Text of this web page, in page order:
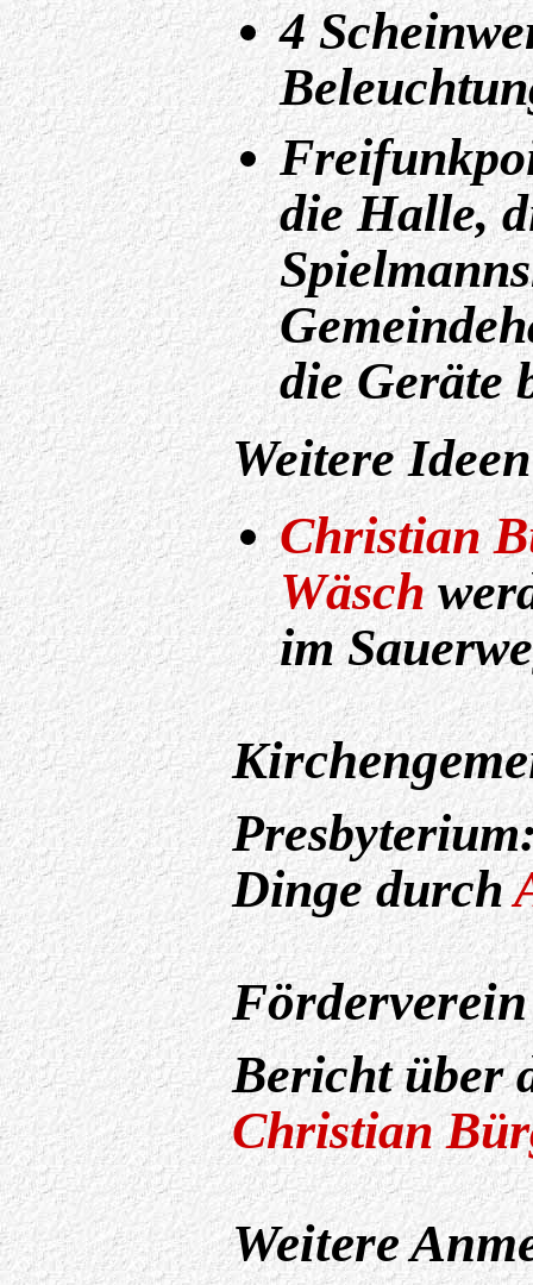
4
die Halle,
die Geräte
Weitere
Christian
Wäsch
im
Dinge durch
Förderverein
Bericht über
Christian
Weitere